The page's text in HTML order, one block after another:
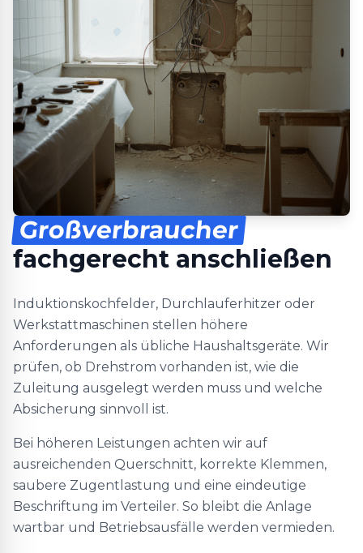
Großverbraucher
fachgerecht anschließen
Induktionskochfelder, Durchlauferhitzer oder
Werkstattmaschinen stellen höhere
Anforderungen als übliche Haushaltsgeräte. Wir
prüfen, ob Drehstrom vorhanden ist, wie die
Zuleitung ausgelegt werden muss und welche
Absicherung sinnvoll ist.
Bei höheren Leistungen achten wir auf
ausreichenden Querschnitt, korrekte Klemmen,
saubere Zugentlastung und eine eindeutige
Beschriftung im Verteiler. So bleibt die Anlage
wartbar und Betriebsausfälle werden vermieden.